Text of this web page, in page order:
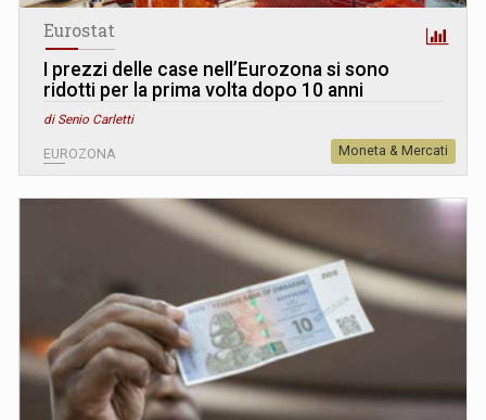
Eurostat
I prezzi delle case nell’Eurozona si sono
ridotti per la prima volta dopo 10 anni
di Senio Carletti
EUROZONA Moneta & Mercati